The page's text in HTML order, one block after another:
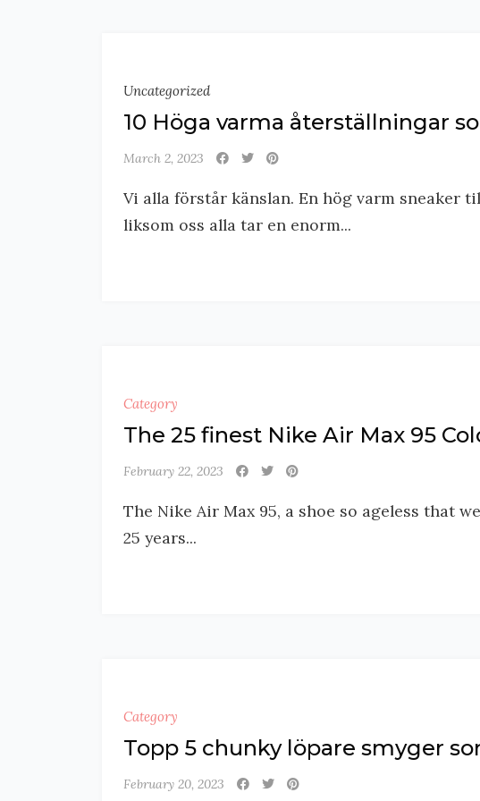
Uncategorized
10 Höga varma återställningar
March 2, 2023
Vi alla förstår känslan. En hög varm sneaker
liksom oss alla tar en enorm...
Category
The 25 finest Nike Air Max 95
February 22, 2023
The Nike Air Max 95, a shoe so ageless that
25 years...
Category
Topp 5 chunky löpare smyger
February 20, 2023